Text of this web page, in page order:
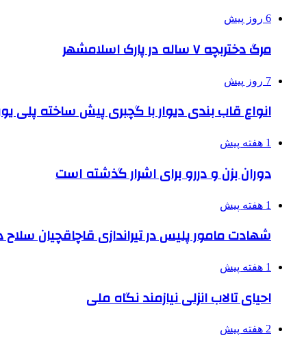
6 روز پیش
مرگ دختربچه ۷ ساله در پارک اسلامشهر
7 روز پیش
انواع قاب بندی دیوار با گچبری پیش ساخته پلی
1 هفته پیش
دوران بزن و دررو برای اشرار گذشته است
1 هفته پیش
شهادت مامور پلیس در تیراندازی قاچاقچیان سلاح
1 هفته پیش
احیای تالاب انزلی نیازمند نگاه ملی
2 هفته پیش